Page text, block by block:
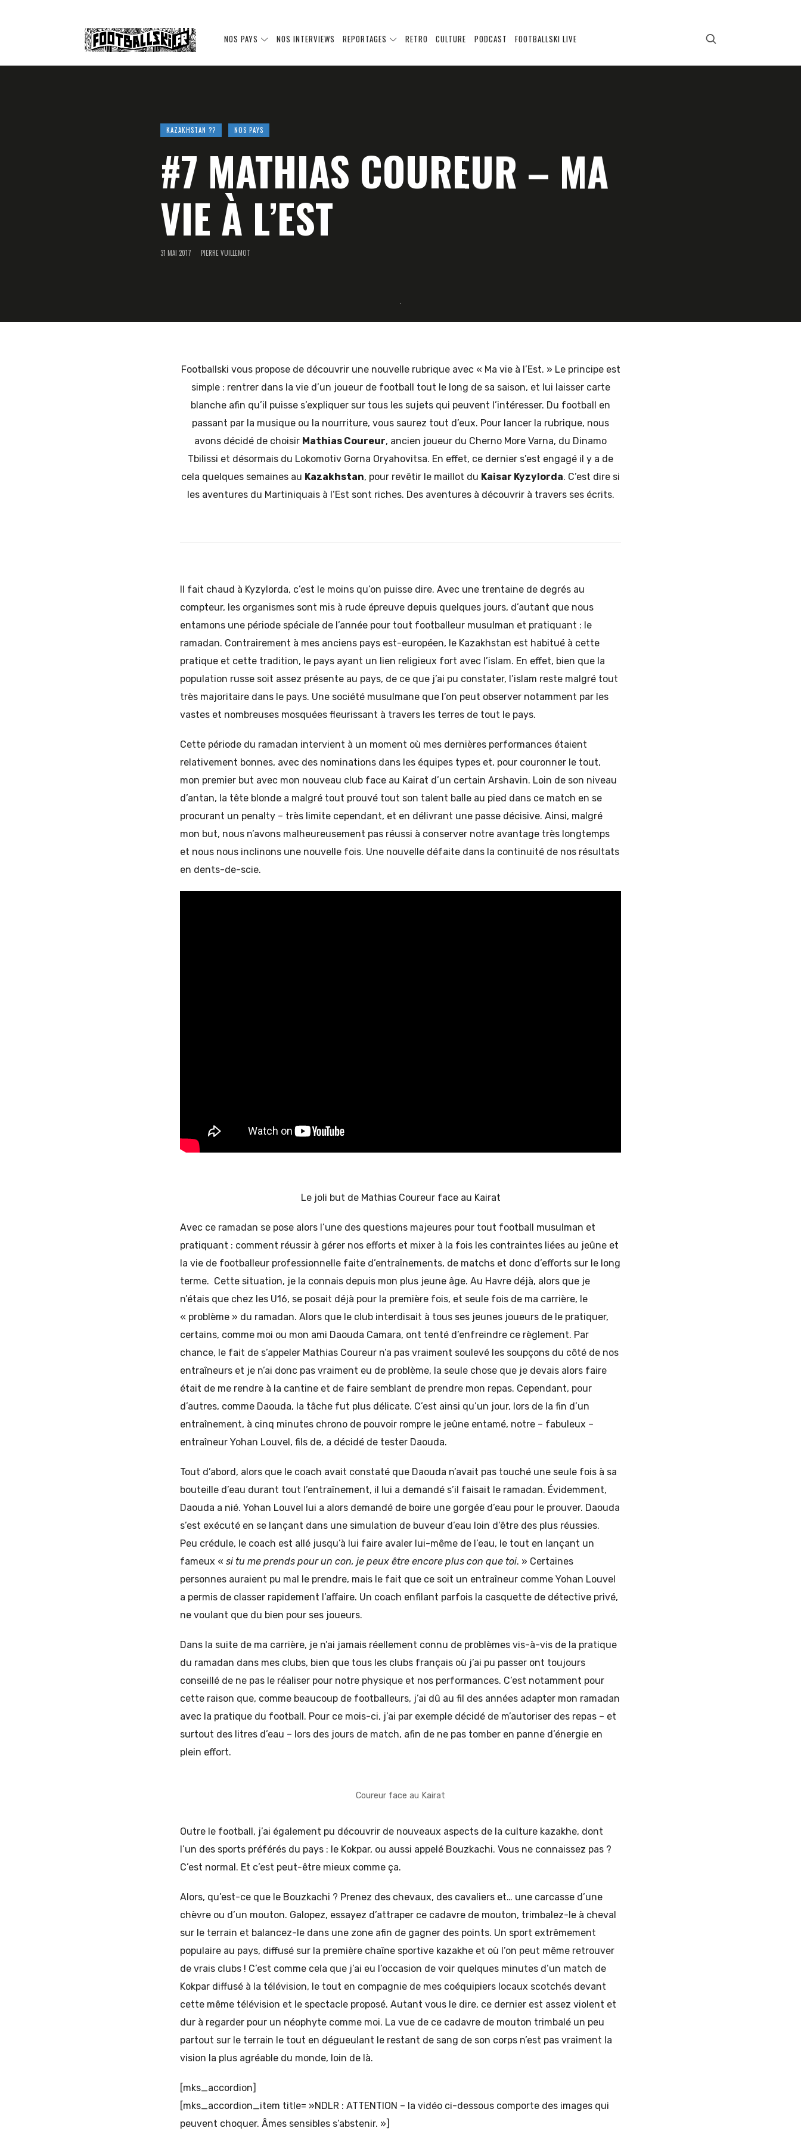
Footballski NOS PAYS NOS INTERVIEWS REPORTAGES RETRO CULTURE PODCAST FOOTBALLSKI LIVE
KAZAKHSTAN ?? NOS PAYS
#7 MATHIAS COUREUR – MA
VIE À L’EST
31 MAI 2017 PIERRE VUILLEMOT
Footballski vous propose de découvrir une nouvelle rubrique avec « Ma vie à l’Est. » Le principe est
simple : rentrer dans la vie d’un joueur de football tout le long de sa saison, et lui laisser carte
blanche afin qu’il puisse s’expliquer sur tous les sujets qui peuvent l’intéresser. Du football en
passant par la musique ou la nourriture, vous saurez tout d’eux. Pour lancer la rubrique, nous
avons décidé de choisir Mathias Coureur, ancien joueur du Cherno More Varna, du Dinamo
Tbilissi et désormais du Lokomotiv Gorna Oryahovitsa. En effet, ce dernier s’est engagé il y a de
cela quelques semaines au Kazakhstan, pour revêtir le maillot du Kaisar Kyzylorda. C’est dire si
les aventures du Martiniquais à l’Est sont riches. Des aventures à découvrir à travers ses écrits.
Il fait chaud à Kyzylorda, c’est le moins qu’on puisse dire. Avec une trentaine de degrés au
compteur, les organismes sont mis à rude épreuve depuis quelques jours, d’autant que nous
entamons une période spéciale de l’année pour tout footballeur musulman et pratiquant : le
ramadan. Contrairement à mes anciens pays est-européen, le Kazakhstan est habitué à cette
pratique et cette tradition, le pays ayant un lien religieux fort avec l’islam. En effet, bien que la
population russe soit assez présente au pays, de ce que j’ai pu constater, l’islam reste malgré tout
très majoritaire dans le pays. Une société musulmane que l’on peut observer notamment par les
vastes et nombreuses mosquées fleurissant à travers les terres de tout le pays.
Cette période du ramadan intervient à un moment où mes dernières performances étaient
relativement bonnes, avec des nominations dans les équipes types et, pour couronner le tout,
mon premier but avec mon nouveau club face au Kairat d’un certain Arshavin. Loin de son niveau
d’antan, la tête blonde a malgré tout prouvé tout son talent balle au pied dans ce match en se
procurant un penalty – très limite cependant, et en délivrant une passe décisive. Ainsi, malgré
mon but, nous n’avons malheureusement pas réussi à conserver notre avantage très longtemps
et nous nous inclinons une nouvelle fois. Une nouvelle défaite dans la continuité de nos résultats
en dents-de-scie.
Le joli but de Mathias Coureur face au Kairat
Avec ce ramadan se pose alors l’une des questions majeures pour tout football musulman et
pratiquant : comment réussir à gérer nos efforts et mixer à la fois les contraintes liées au jeûne et
la vie de footballeur professionnelle faite d’entraînements, de matchs et donc d’efforts sur le long
terme. Cette situation, je la connais depuis mon plus jeune âge. Au Havre déjà, alors que je
n’étais que chez les U16, se posait déjà pour la première fois, et seule fois de ma carrière, le
« problème » du ramadan. Alors que le club interdisait à tous ses jeunes joueurs de le pratiquer,
certains, comme moi ou mon ami Daouda Camara, ont tenté d’enfreindre ce règlement. Par
chance, le fait de s’appeler Mathias Coureur n’a pas vraiment soulevé les soupçons du côté de nos
entraîneurs et je n’ai donc pas vraiment eu de problème, la seule chose que je devais alors faire
était de me rendre à la cantine et de faire semblant de prendre mon repas. Cependant, pour
d’autres, comme Daouda, la tâche fut plus délicate. C’est ainsi qu’un jour, lors de la fin d’un
entraînement, à cinq minutes chrono de pouvoir rompre le jeûne entamé, notre – fabuleux –
entraîneur Yohan Louvel, fils de, a décidé de tester Daouda.
Tout d’abord, alors que le coach avait constaté que Daouda n’avait pas touché une seule fois à sa
bouteille d’eau durant tout l’entraînement, il lui a demandé s’il faisait le ramadan. Évidemment,
Daouda a nié. Yohan Louvel lui a alors demandé de boire une gorgée d’eau pour le prouver. Daouda
s’est exécuté en se lançant dans une simulation de buveur d’eau loin d’être des plus réussies.
Peu crédule, le coach est allé jusqu’à lui faire avaler lui-même de l’eau, le tout en lançant un
fameux « si tu me prends pour un con, je peux être encore plus con que toi. » Certaines
personnes auraient pu mal le prendre, mais le fait que ce soit un entraîneur comme Yohan Louvel
a permis de classer rapidement l’affaire. Un coach enfilant parfois la casquette de détective privé,
ne voulant que du bien pour ses joueurs.
Dans la suite de ma carrière, je n’ai jamais réellement connu de problèmes vis-à-vis de la pratique
du ramadan dans mes clubs, bien que tous les clubs français où j’ai pu passer ont toujours
conseillé de ne pas le réaliser pour notre physique et nos performances. C’est notamment pour
cette raison que, comme beaucoup de footballeurs, j’ai dû au fil des années adapter mon ramadan
avec la pratique du football. Pour ce mois-ci, j’ai par exemple décidé de m’autoriser des repas – et
surtout des litres d’eau – lors des jours de match, afin de ne pas tomber en panne d’énergie en
plein effort.
Coureur face au Kairat
Outre le football, j’ai également pu découvrir de nouveaux aspects de la culture kazakhe, dont
l’un des sports préférés du pays : le Kokpar, ou aussi appelé Bouzkachi. Vous ne connaissez pas ?
C’est normal. Et c’est peut-être mieux comme ça.
Alors, qu’est-ce que le Bouzkachi ? Prenez des chevaux, des cavaliers et… une carcasse d’une
chèvre ou d’un mouton. Galopez, essayez d’attraper ce cadavre de mouton, trimbalez-le à cheval
sur le terrain et balancez-le dans une zone afin de gagner des points. Un sport extrêmement
populaire au pays, diffusé sur la première chaîne sportive kazakhe et où l’on peut même retrouver
de vrais clubs ! C’est comme cela que j’ai eu l’occasion de voir quelques minutes d’un match de
Kokpar diffusé à la télévision, le tout en compagnie de mes coéquipiers locaux scotchés devant
cette même télévision et le spectacle proposé. Autant vous le dire, ce dernier est assez violent et
dur à regarder pour un néophyte comme moi. La vue de ce cadavre de mouton trimbalé un peu
partout sur le terrain le tout en dégueulant le restant de sang de son corps n’est pas vraiment la
vision la plus agréable du monde, loin de là.
[mks_accordion]
[mks_accordion_item title= »NDLR : ATTENTION – la vidéo ci-dessous comporte des images qui
peuvent choquer. Âmes sensibles s’abstenir. »]